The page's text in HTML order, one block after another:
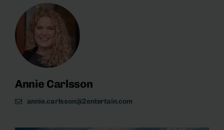
Annie Carlsson
annie.carlsson@2entertain.com